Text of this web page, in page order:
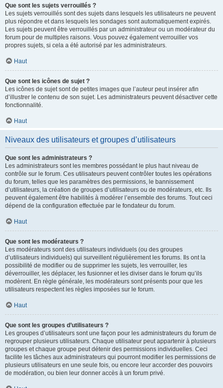
Que sont les sujets verrouillés ?
Les sujets verrouillés sont des sujets dans lesquels les utilisateurs ne peuvent
plus répondre et dans lesquels les sondages sont automatiquement expirés.
Les sujets peuvent être verrouillés par un administrateur ou un modérateur du
forum pour de multiples raisons. Vous pouvez également verrouiller vos
propres sujets, si cela a été autorisé par les administrateurs.
Haut
Que sont les icônes de sujet ?
Les icônes de sujet sont de petites images que l’auteur peut insérer afin
d’illustrer le contenu de son sujet. Les administrateurs peuvent désactiver cette
fonctionnalité.
Haut
Niveaux des utilisateurs et groupes d’utilisateurs
Que sont les administrateurs ?
Les administrateurs sont les membres possédant le plus haut niveau de
contrôle sur le forum. Ces utilisateurs peuvent contrôler toutes les opérations
du forum, telles que les paramètres des permissions, le bannissement
d’utilisateurs, la création de groupes d’utilisateurs ou de modérateurs, etc. Ils
peuvent également être habilités à modérer l’ensemble des forums. Tout ceci
dépend de la configuration effectuée par le fondateur du forum.
Haut
Que sont les modérateurs ?
Les modérateurs sont des utilisateurs individuels (ou des groupes
d’utilisateurs individuels) qui surveillent régulièrement les forums. Ils ont la
possibilité de modifier ou de supprimer les sujets, les verrouiller, les
déverrouiller, les déplacer, les fusionner et les diviser dans le forum qu’ils
modèrent. En règle générale, les modérateurs sont présents pour que les
utilisateurs respectent les règles imposées sur le forum.
Haut
Que sont les groupes d’utilisateurs ?
Les groupes d’utilisateurs sont une façon pour les administrateurs du forum de
regrouper plusieurs utilisateurs. Chaque utilisateur peut appartenir à plusieurs
groupes et chaque groupe peut détenir des permissions individuelles. Ceci
facilite les tâches aux administrateurs qui pourront modifier les permissions de
plusieurs utilisateurs en une seule fois, ou encore leur accorder des pouvoirs
de modération, ou bien leur donner accès à un forum privé.